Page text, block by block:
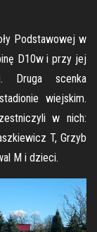
Podstawowej w
D10w i przy jej
Druga scenka
wiejskim.
w nich:
T, Grzyb
M i dzieci.